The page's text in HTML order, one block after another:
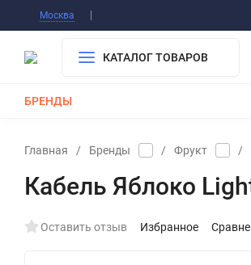
Москва
КАТАЛОГ ТОВАРОВ
БРЕНДЫ
Главная / Бренды / Фрукт /
Кабель Яблоко
Оставить отзыв Избранное